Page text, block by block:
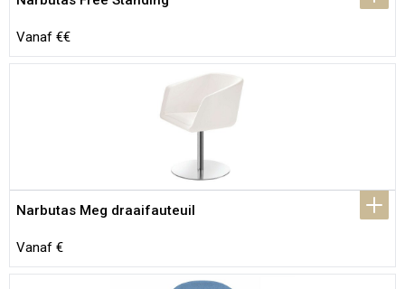
Vanaf €€
Narbutas Meg draaifauteuil
Vanaf €